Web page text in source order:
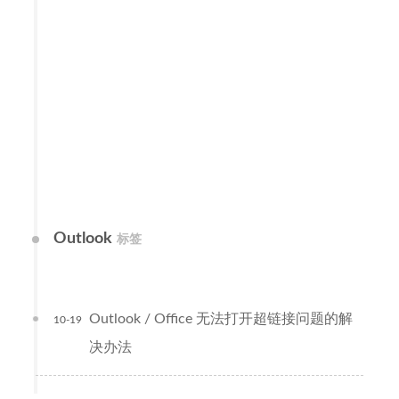
Outlook 标签
Outlook / Office 无法打开超链接问题的解
决办法
10-19